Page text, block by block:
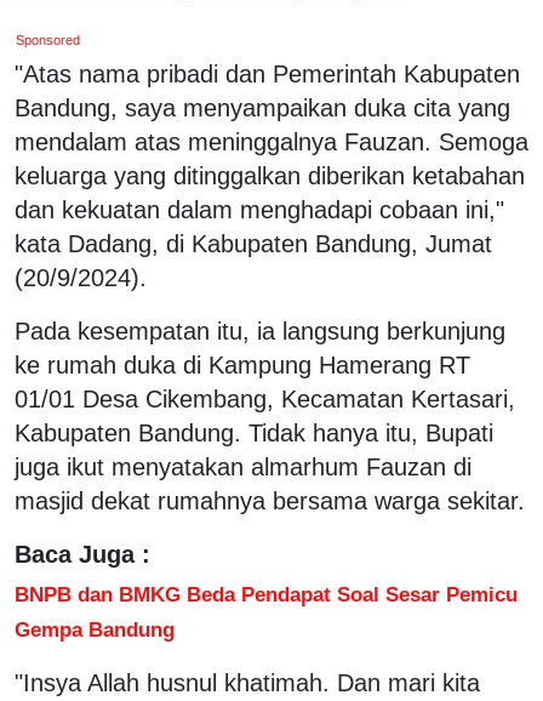
Sponsored
"Atas nama pribadi dan Pemerintah Kabupaten
Bandung, saya menyampaikan duka cita yang
mendalam atas meninggalnya Fauzan. Semoga
keluarga yang ditinggalkan diberikan ketabahan
dan kekuatan dalam menghadapi cobaan ini,"
kata Dadang, di Kabupaten Bandung, Jumat
(20/9/2024).
Pada kesempatan itu, ia langsung berkunjung
ke rumah duka di Kampung Hamerang RT
01/01 Desa Cikembang, Kecamatan Kertasari,
Kabupaten Bandung. Tidak hanya itu, Bupati
juga ikut menyatakan almarhum Fauzan di
masjid dekat rumahnya bersama warga sekitar.
Baca Juga :
BNPB dan BMKG Beda Pendapat Soal Sesar Pemicu
Gempa Bandung
"Insya Allah husnul khatimah. Dan mari kita